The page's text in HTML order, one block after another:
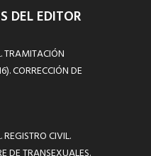
DEL EDITOR
TRAMITACIÓN
CORRECCIÓN DE
CIVIL.